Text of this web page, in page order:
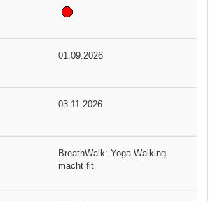
01.09.2026
03.11.2026
BreathWalk: Yoga Walking
macht fit